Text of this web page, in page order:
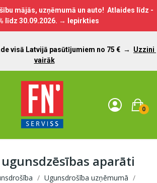
mājās, uzņēmumā un auto! Atlaides līdz -
līdz 30.09.2026. → Iepirkties
visā Latvijā pasūtījumiem no 75 € → Uzzini
vairāk
0
aparāti
Ugunsdrošība uzņēmumā